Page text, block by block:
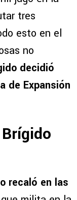
tres
esto en el
no
decidió
de Expansión
recaló en las